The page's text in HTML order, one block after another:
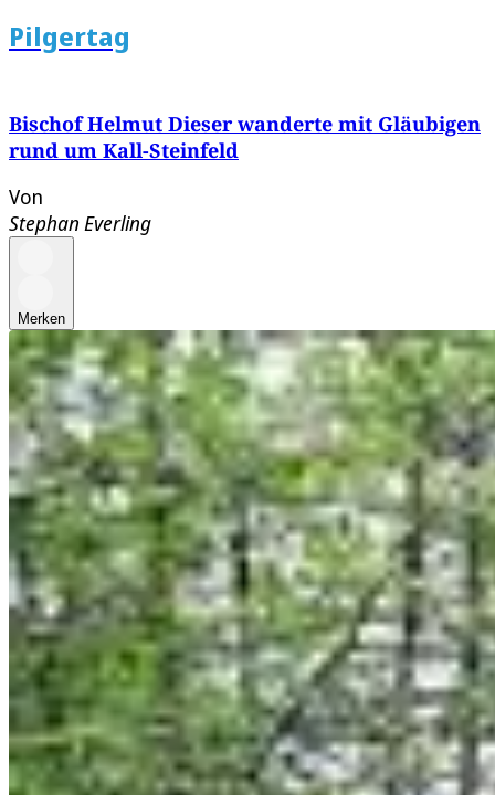
Pilgertag
Bischof Helmut Dieser wanderte mit Gläubigen
rund um Kall-Steinfeld
Von
Stephan Everling
Merken